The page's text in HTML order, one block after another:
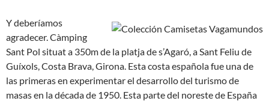
Y deberíamos
agradecer. Càmping
Sant Pol situat a 350m de la platja de s’Agaró, a Sant Feliu de
Guíxols, Costa Brava, Girona. Esta costa española fue una de
las primeras en experimentar el desarrollo del turismo de
masas en la década de 1950. Esta parte del noreste de España